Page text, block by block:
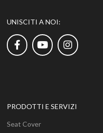
UNISCITI A NOI:
PRODOTTI E SERVIZI
Seat Cover